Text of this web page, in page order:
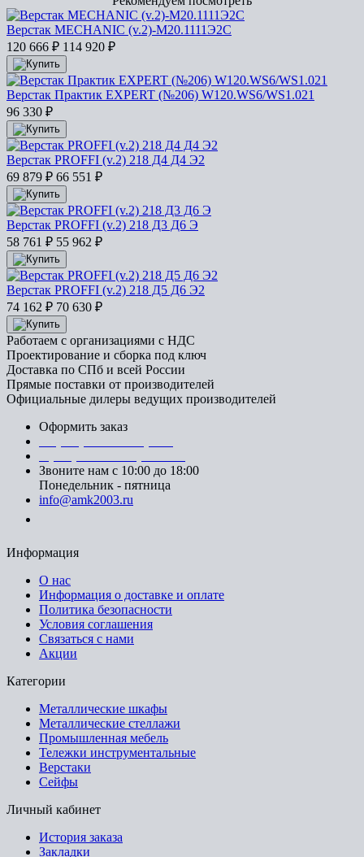
Верстак MECHANIC (v.2)-М20.1111Э2С
120 666 ₽ 114 920 ₽
Верстак Практик EXPERT (№206) W120.WS6/WS1.021
96 330 ₽
Верстак PROFFI (v.2) 218 Д4 Д4 Э2
69 879 ₽ 66 551 ₽
Верстак PROFFI (v.2) 218 Д3 Д6 Э
58 761 ₽ 55 962 ₽
Верстак PROFFI (v.2) 218 Д5 Д6 Э2
74 162 ₽ 70 630 ₽
Работаем с организациями с НДС
Проектирование и сборка под ключ
Доставка по СПб и всей России
Прямые поставки от производителей
Официальные дилеры ведущих производителей
Оформить заказ
Звоните нам с 10:00 до 18:00
Понедельник - пятница
info@amk2003.ru
Информация
О нас
Информация о доставке и оплате
Политика безопасности
Условия соглашения
Связаться с нами
Акции
Категории
Металлические шкафы
Металлические стеллажи
Промышленная мебель
Тележки инструментальные
Верстаки
Сейфы
Личный кабинет
История заказа
Закладки